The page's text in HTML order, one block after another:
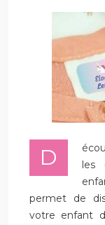
D
les
permet de
votre enfant